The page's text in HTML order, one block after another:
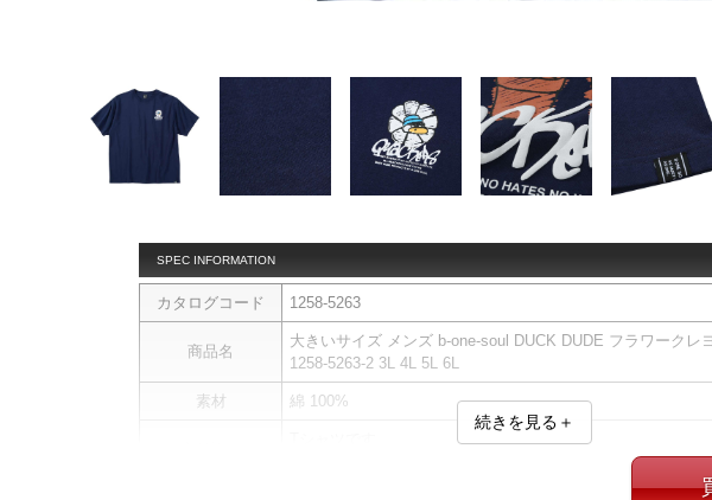
SPEC INFORMATION
カタログコード 1258-5263
商品名
大きいサイズ メンズ b-one-soul DUCK DUDE フラワークレ
1258-5263-2 3L 4L 5L 6L
素材 綿 100%
続きを見る＋